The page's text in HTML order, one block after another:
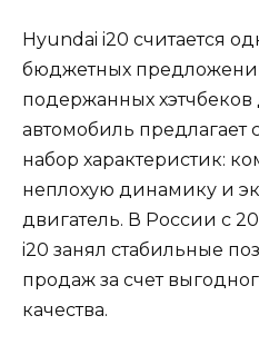
Hyundai i20 считается
бюджетных
подержанных хэтчбеков
автомобиль предлагает
набор характеристик:
неплохую динамику и
двигатель. В России с
i20 занял стабильные
продаж за счет
качества.